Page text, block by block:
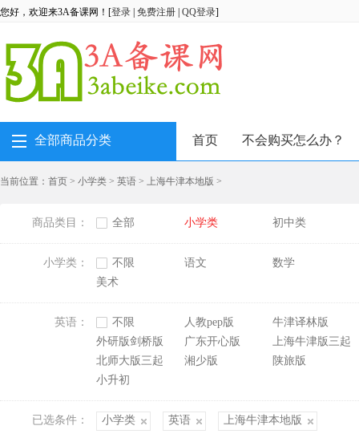
您好，欢迎来3A备课网！[登录 免费注册 QQ登录]
全部商品分类 首页 不会购买怎么办？
当前位置： 首页 > 小学类 > 英语 > 上海牛津本地版 >
商品类目： 全部 小学类 初中类
小学类： 不限 语文
数学
美术
英语： 不限 人教pep版
牛津译林版
外研版剑桥版
Join in三起点[刘
广东开心版
上海牛津版三起
北师大版三起
湘少版
陕旅版
小升初
已选条件： 小学类 英语 上海牛津本地版